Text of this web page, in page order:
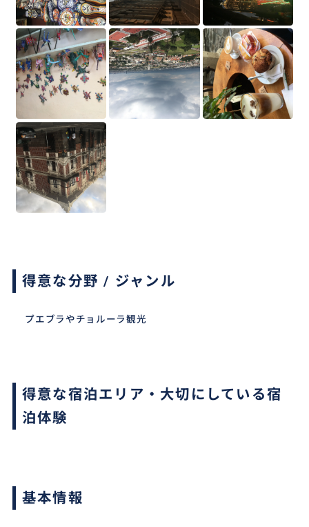
得意な分野 / ジャンル
プエブラやチョルーラ観光
得意な宿泊エリア・大切にしている宿
泊体験
基本情報